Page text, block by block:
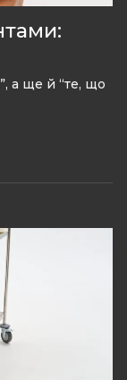
а ще й “те, що